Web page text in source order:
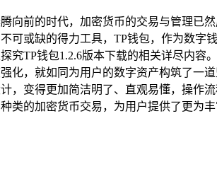
向前的时代，加密货币的交易与管理已
可或缺的得力工具，TP钱包，作为数
究TP钱包1.2.6版本下载的相关详尽内
化，就如同为用户的数字资产构筑了一
，变得更加简洁明了、直观易懂，操
类的加密货币交易，为用户提供了更为